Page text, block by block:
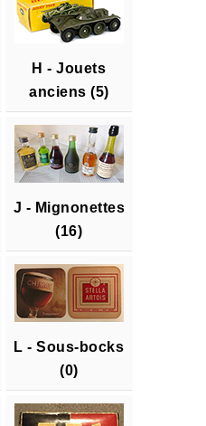
H - Jouets
anciens (5)
J - Mignonettes
(16)
L - Sous-bocks
(0)